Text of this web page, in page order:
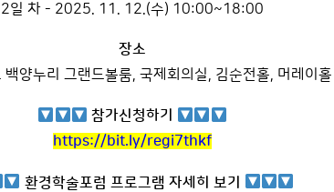
2일 차 - 2025. 11. 12.(수) 10:00~18:00
장소
백양누리 그랜드볼룸, 국제회의실, 김순전홀, 머레이홀
참가신청하기
https://bit.ly/regi7thkf
환경학술포럼 프로그램 자세히 보기